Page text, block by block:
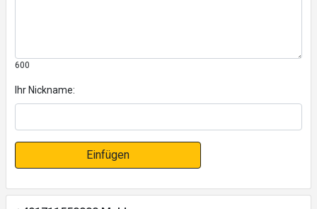
600
Ihr Nickname:
Einfügen